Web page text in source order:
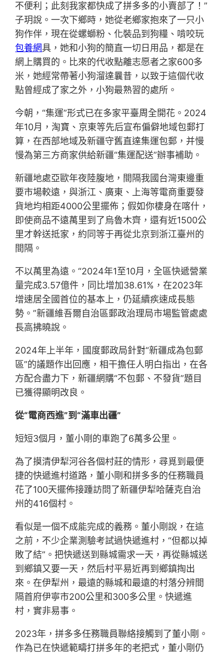
不便利；此刻我家都快成了拼多多的小賣部了！”
子玥說。一次下鄉時，她從老鄉家抱來了一只小
狗作伴，現在從螺螄粉、化裝品到狗糧、啃咬玩
包養網具，她和小狗的簡直一切日用品，都是在
網上購買的。比來的代收點離志愿者之家600多
米，她經常帶著小狗溜達曩昔，以致于這個代收
點曾經成了家之外，小狗最熟習的處所。
今朝，“集運”形式已在多家平臺周全開花。2024
年10月，淘寶、京東等先后宣布偏僻地域包郵打
算，在西部地域及新疆守舊直達集運包郵，并慢
慢為第三方商家供給新疆“集運配送”辦事補助。
新疆地處亞歐年夜陸腹地，間隔我國台灣東邊重
要市場較遠，與浙江、廣東、上海等電商重要發
貨地均相距4000公里擺佈；假如你棲身在喀什，
即使商品不遠萬里到了烏魯木齊，還有近1500公
里才幹送抵家，約同等于再從北京到浙江臺州的
間隔。
不以萬里為遠。“2024年1至10月，全區快遞營業
量完成3.57億件，同比增加38.61%，在2023年
增速居全國首位的基本上，仍延續疾速成長態
勢。”新疆維吾爾自治區郵政治理局市場監管處處
長高拂曉說。
2024年上半年，國度郵政局針對“新疆成為包郵
區”的議題作出回應，相干擔任人明白指出，在各
方配合盡力下，新疆網購“不包郵、不發貨”題目
已獲得顯明改良。
從“電商西進”到“滿車出疆”
短短3個月，董小剛的車跑了6萬多公里。
為了摸清伊犁河谷各個村莊的情形，尋覓到最便
捷的快遞進村道路，董小剛和拼多多的任務職員
花了100天擺佈接踵訪問了新疆伊犁哈薩克自治
州的416個村。
看似是一個不成能完成的義務。董小剛說，在這
之前，不少企業測驗考試過快遞進村，“但都以掉
敗了結”。把快遞送到縣城需求一天，再從縣城送
到鄉鎮又要一天，然后村平易近再到鄉鎮掏出
來。在伊犁州，最遠的縣城和最遠的村落分辨間
隔首府伊寧市200公里和300多公里。快遞進
村，實非易事。
2023年，拼多多任務職員聯絡接觸到了董小剛。
作為已在快遞範疇打拼多年的老把式，董小剛仍